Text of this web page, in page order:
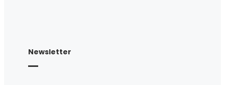
Newsletter